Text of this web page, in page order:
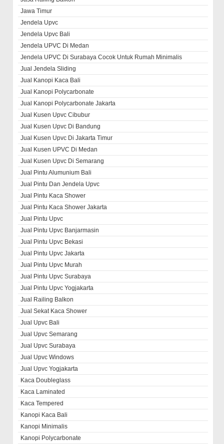
Jawa Timur
Jendela Upvc
Jendela Upvc Bali
Jendela UPVC Di Medan
Jendela UPVC Di Surabaya Cocok Untuk Rumah Minimalis
Jual Jendela Sliding
Jual Kanopi Kaca Bali
Jual Kanopi Polycarbonate
Jual Kanopi Polycarbonate Jakarta
Jual Kusen Upvc Cibubur
Jual Kusen Upvc Di Bandung
Jual Kusen Upvc Di Jakarta Timur
Jual Kusen UPVC Di Medan
Jual Kusen Upvc Di Semarang
Jual Pintu Alumunium Bali
Jual Pintu Dan Jendela Upvc
Jual Pintu Kaca Shower
Jual Pintu Kaca Shower Jakarta
Jual Pintu Upvc
Jual Pintu Upvc Banjarmasin
Jual Pintu Upvc Bekasi
Jual Pintu Upvc Jakarta
Jual Pintu Upvc Murah
Jual Pintu Upvc Surabaya
Jual Pintu Upvc Yogjakarta
Jual Railing Balkon
Jual Sekat Kaca Shower
Jual Upvc Bali
Jual Upvc Semarang
Jual Upvc Surabaya
Jual Upvc Windows
Jual Upvc Yogjakarta
Kaca Doubleglass
Kaca Laminated
Kaca Tempered
Kanopi Kaca Bali
Kanopi Minimalis
Kanopi Polycarbonate